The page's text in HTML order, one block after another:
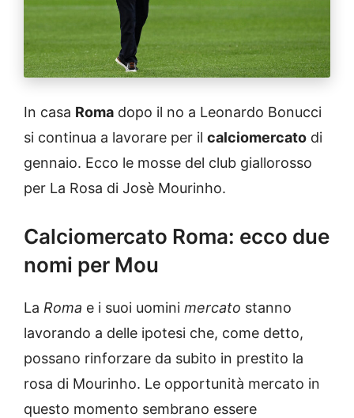
In casa Roma dopo il no a Leonardo Bonucci
si continua a lavorare per il calciomercato di
gennaio. Ecco le mosse del club giallorosso
per La Rosa di Josè Mourinho.
Calciomercato Roma: ecco due
nomi per Mou
La Roma e i suoi uomini mercato stanno
lavorando a delle ipotesi che, come detto,
possano rinforzare da subito in prestito la
rosa di Mourinho. Le opportunità mercato in
questo momento sembrano essere